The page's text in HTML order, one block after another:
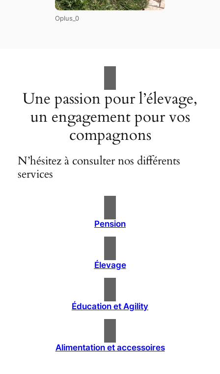
Oplus_0
Une passion pour l’élevage,
un engagement pour vos
compagnons
N’hésitez à consulter nos différents
services
Pension
Élevage
Éducation et Agility
Alimentation et accessoires